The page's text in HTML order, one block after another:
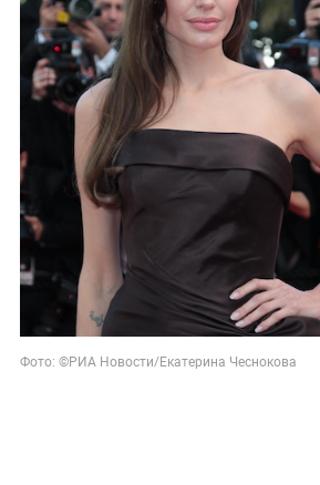
Фото: ©РИА Новости/Екатерина Чеснокова